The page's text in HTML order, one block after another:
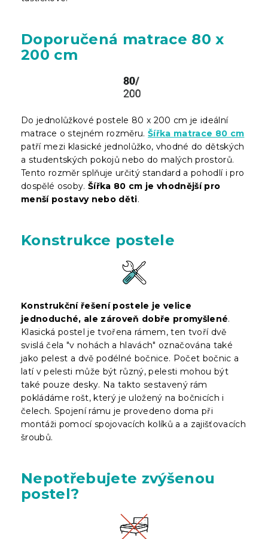
Doporučená matrace 80 x
200 cm
Do jednolůžkové postele 80 x 200 cm je ideální
matrace o stejném rozměru. Šířka matrace 80 cm
patří mezi klasické jednolůžko, vhodné do dětských
a studentských pokojů nebo do malých prostorů.
Tento rozměr splňuje určitý standard a pohodlí i pro
dospělé osoby. Šířka 80 cm je vhodnější pro
menší postavy nebo děti.
Konstrukce postele
Konstrukční řešení postele je velice
jednoduché, ale zároveň dobře promyšlené.
Klasická postel je tvořena rámem, ten tvoří dvě
svislá čela "v nohách a hlavách" označována také
jako pelest a dvě podélné bočnice. Počet bočnic a
latí v pelesti může být různý, pelesti mohou být
také pouze desky. Na takto sestavený rám
pokládáme rošt, který je uložený na bočnicích i
čelech. Spojení rámu je provedeno doma při
montáži pomocí spojovacích kolíků a a zajišťovacích
šroubů.
Nepotřebujete zvýšenou
postel?